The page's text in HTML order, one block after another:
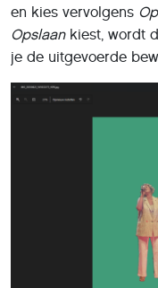
en kies vervolgens
Opslaankiest, wordt
je de uitgevoerde